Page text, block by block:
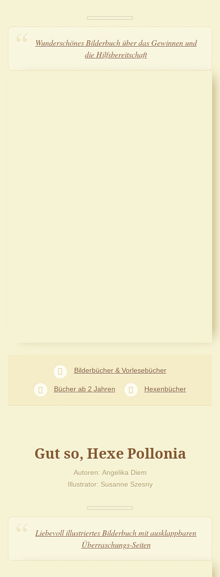
Wunderschönes Bilderbuch über das Gewinnen und
die Hilfsbereitschaft
Bilderbücher & Vorlesebücher
Bücher ab 2 Jahren Hexenbücher
Gut so, Hexe Pollonia
Autoren Angelika Diem
Illustrator Susanne Szesny
Liebevoll illustriertes Bilderbuch mit ausklappbaren
Überraschungs-Seiten